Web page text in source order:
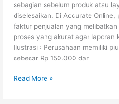
sebagian sebelum produk atau
diselesaikan. Di Accurate Online,
faktur penjualan yang
proses yang akurat agar laporan
Ilustrasi : Perusahaan memiliki
sebesar Rp 150.000 dan
Read More »